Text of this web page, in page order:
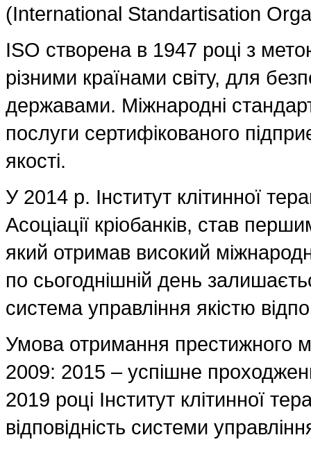
(International Standartisation
ISO створена в 1947 році з
різними країнами світу, для
державами. Міжнародні
послуги сертифікованого
якості.
У 2014 р. Інститут клітинної
Асоціації кріобанків, став
який отримав високий
по сьогоднішній день
система управління якістю
Умова отримання престижного
2009: 2015 – успішне
2019 році Інститут клітинної
відповідність системи